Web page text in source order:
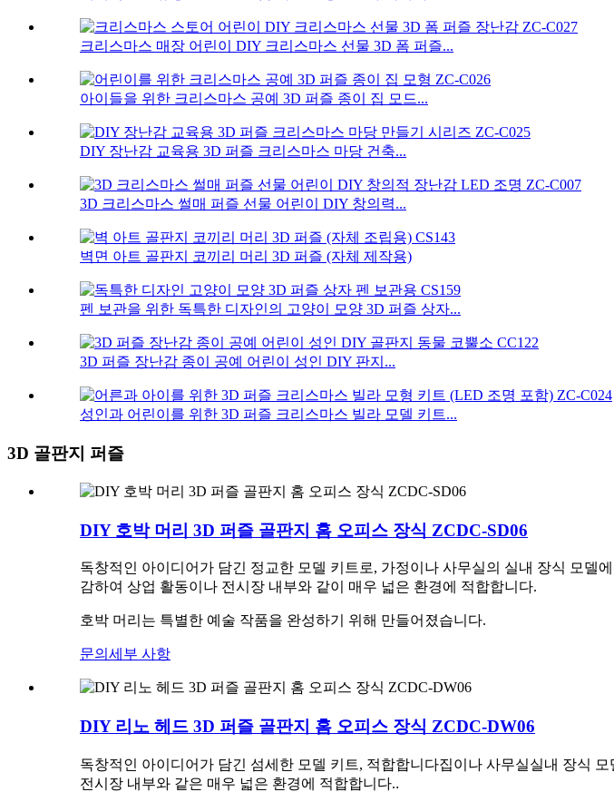
크리스마스 매장 어린이 DIY 크리스마스 선물 3D 폼 퍼즐...
아이들을 위한 크리스마스 공예 3D 퍼즐 종이 집 모드...
DIY 장난감 교육용 3D 퍼즐 크리스마스 마당 건축...
3D 크리스마스 썰매 퍼즐 선물 ​​어린이 DIY 창의력...
벽면 아트 골판지 코끼리 머리 3D 퍼즐 (자체 제작용)
펜 보관을 위한 독특한 디자인의 고양이 모양 3D 퍼즐 상자...
3D 퍼즐 장난감 종이 공예 어린이 성인 DIY 판지...
성인과 어린이를 위한 3D 퍼즐 크리스마스 빌라 모델 키트...
3D 골판지 퍼즐
DIY 호박 머리 3D 퍼즐 골판지 홈 오피스 장식 ZCDC-SD06
독창적인 아이디어가 담긴 정교한 모델 키트로, 가정이나 사무실의 실내 장식 모델
감하여 상업 활동이나 전시장 내부와 같이 매우 넓은 환경에 적합합니다.
호박 머리는 특별한 예술 작품을 완성하기 위해 만들어졌습니다.
문의 세부 사항
DIY 리노 헤드 3D 퍼즐 골판지 홈 오피스 장식 ZCDC-DW06
독창적인 아이디어가 담긴 섬세한 모델 키트, 적합합니다집이나 사무실실내 장식 모
전시장 내부와 같은 매우 넓은 환경에 적합합니다..